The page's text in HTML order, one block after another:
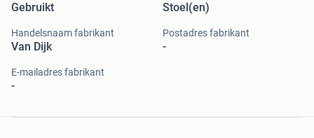
Gebruikt Stoel(en)
Handelsnaam fabrikant
Van Dijk
Postadres fabrikant
-
E-mailadres fabrikant
-